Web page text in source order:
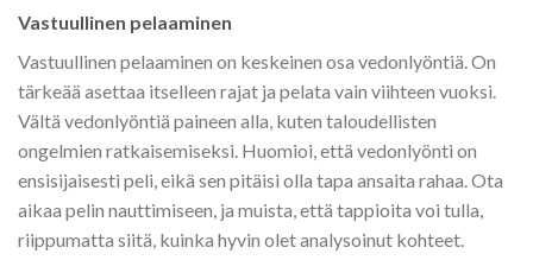
Vastuullinen pelaaminen
Vastuullinen pelaaminen on keskeinen osa vedonlyöntiä. On
tärkeää asettaa itselleen rajat ja pelata vain viihteen vuoksi.
Vältä vedonlyöntiä paineen alla, kuten taloudellisten
ongelmien ratkaisemiseksi. Huomioi, että vedonlyönti on
ensisijaisesti peli, eikä sen pitäisi olla tapa ansaita rahaa. Ota
aikaa pelin nauttimiseen, ja muista, että tappioita voi tulla,
riippumatta siitä, kuinka hyvin olet analysoinut kohteet.